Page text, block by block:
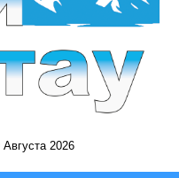
Августа 2026